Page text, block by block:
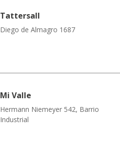
Tattersall
Diego de Almagro 1687
Mi Valle
Hermann Niemeyer 542, Barrio
Industrial